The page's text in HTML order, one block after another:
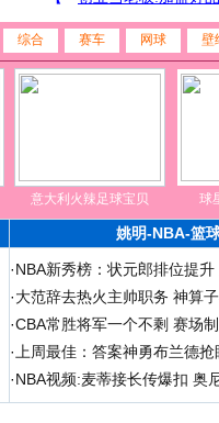
综合 赛车 网球 壁
意大利火辣足球宝贝 球
姚明-NBA-篮
·NBA新秀榜：状元郎排位提
·大范辞去热火主帅职务 神算
·CBA常胜将军一个不剩 赛场
· 上周最佳：答案神勇布兰德
·NBA视频:麦蒂接长传爆扣 奥